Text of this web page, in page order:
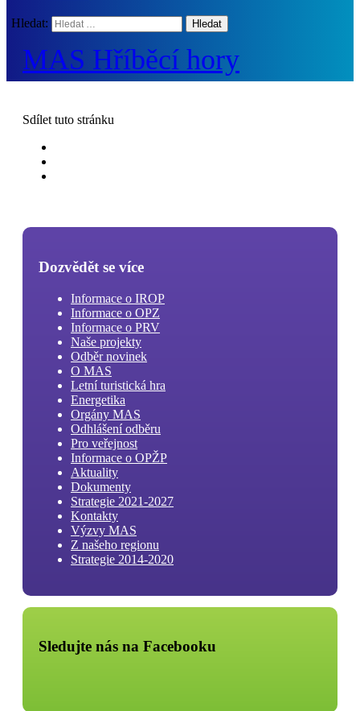
Hledat:
MAS Hříběcí hory
Sdílet tuto stránku
Dozvědět se více
Informace o IROP
Informace o OPZ
Informace o PRV
Naše projekty
Odběr novinek
O MAS
Letní turistická hra
Energetika
Orgány MAS
Odhlášení odběru
Pro veřejnost
Informace o OPŽP
Aktuality
Dokumenty
Strategie 2021-2027
Kontakty
Výzvy MAS
Z našeho regionu
Strategie 2014-2020
Sledujte nás na Facebooku